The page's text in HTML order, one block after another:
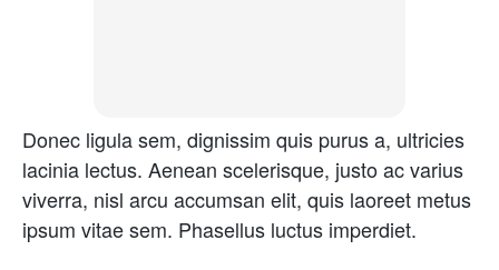
Donec ligula sem, dignissim quis purus a, ultricies
lacinia lectus. Aenean scelerisque, justo ac varius
viverra, nisl arcu accumsan elit, quis laoreet metus
ipsum vitae sem. Phasellus luctus imperdiet.